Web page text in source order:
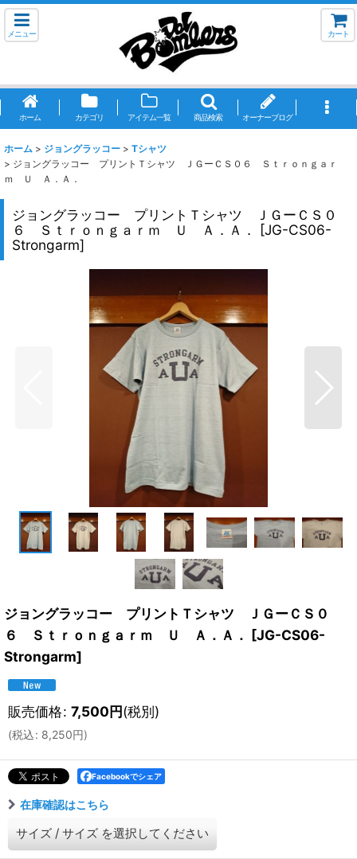
メニュー カート
ホーム カテゴリ アイテム一覧 商品検索 オーナーブログ
ホーム > ジョングラッコー > Tシャツ
> ジョングラッコー プリントＴシャツ ＪＧーＣＳ０６ Ｓｔｒｏｎｇａｒ
ｍ Ｕ Ａ．Ａ．
ジョングラッコー プリントＴシャツ ＪＧーＣＳ０
６ Ｓｔｒｏｎｇａｒｍ Ｕ Ａ．Ａ．
[JG-CS06-
Strongarm]
ジョングラッコー プリントＴシャツ ＪＧーＣＳ０
６ Ｓｔｒｏｎｇａｒｍ Ｕ Ａ．Ａ．
[JG-CS06-
Strongarm]
販売価格: 7,500円(税別)
(税込: 8,250円)
Facebookでシェア
在庫確認はこちら
サイズ / サイズ を選択してください